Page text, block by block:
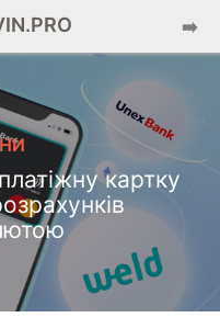
➡️
картку